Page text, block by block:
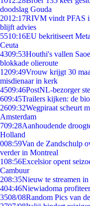
doodslag Gouda
2012:17RIVM vindt PFAS
blijft advies
5510:16EU bekritiseert
Ceuta
4309:53Houthi's vallen
blokkade olieroute
1209:49Vrouw krijgt 30
misdienaar in kerk
4509:46PostNL-bezorger
609:45Trailers kijken: de
2609:32Wegpiraat scheurt
Amsterdam
709:28Aanhoudende
Holland
008:59Van de Zandschulp
verder in Montreal
108:56Excelsior opent
Cambuur
208:35Nieuw te streamen in
404:46Niewiadoma
3508/08Random Pics van